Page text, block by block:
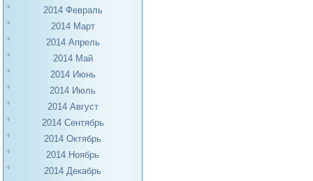
2014 Февраль
2014 Март
2014 Апрель
2014 Май
2014 Июнь
2014 Июль
2014 Август
2014 Сентябрь
2014 Октябрь
2014 Ноябрь
2014 Декабрь